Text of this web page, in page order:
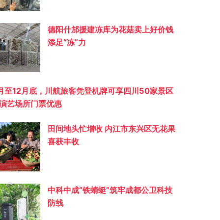
德阳什邡援建冻库为花菇卖上好价钱
添足“冻”力
至12月底，川航旅客凭登机牌可享四川50家景区
艺场所门票优惠
田间地头忙增收 内江市东兴区无花果
喜获丰收
中科中成“铁蜻蜓”筑牢成都公卫科技
防线